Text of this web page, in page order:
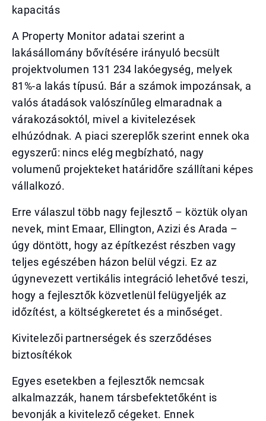
kapacitás
A Property Monitor adatai szerint a
lakásállomány bővítésére irányuló becsült
projektvolumen 131 234 lakóegység, melyek
81%-a lakás típusú. Bár a számok impozánsak, a
valós átadások valószínűleg elmaradnak a
várakozásoktól, mivel a kivitelezések
elhúzódnak. A piaci szereplők szerint ennek oka
egyszerű: nincs elég megbízható, nagy
volumenű projekteket határidőre szállítani képes
vállalkozó.
Erre válaszul több nagy fejlesztő – köztük olyan
nevek, mint Emaar, Ellington, Azizi és Arada –
úgy döntött, hogy az építkezést részben vagy
teljes egészében házon belül végzi. Ez az
úgynevezett vertikális integráció lehetővé teszi,
hogy a fejlesztők közvetlenül felügyeljék az
időzítést, a költségkeretet és a minőséget.
Kivitelezői partnerségek és szerződéses
biztosítékok
Egyes esetekben a fejlesztők nemcsak
alkalmazzák, hanem társbefektetőként is
bevonják a kivitelező cégeket. Ennek